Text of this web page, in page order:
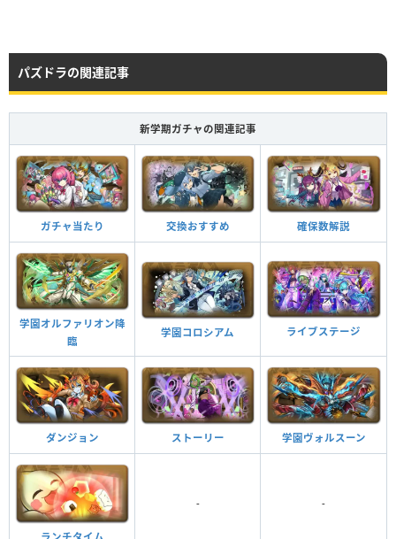
Lv99
HP 攻撃力 回復力
Lv99 8990 5495 297
つけられる潜在キラー
不屈の光明 ターン数：19→6
消せないドロップ、バインド、覚醒無効状態を全回復。全ドロップのロック
を解除し、木、光、回復ドロップに変化。1ターンの間、ダメージ激減。
パズドラの関連記事
新学期ガチャの関連記事
ガチャ当たり 交換おすすめ 確保数解説
学園オルファリオン降
臨
学園コロシアム ライブステージ
ダンジョン ストーリー 学園ヴォルスーン
- -